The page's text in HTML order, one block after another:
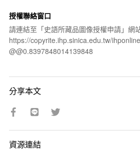
授權聯絡窗口
請連結至「史語所藏品圖像授權申請」網
https://copyrite.ihp.sinica.edu.tw/
@@0.8397848014139848
分享本文
資源連結